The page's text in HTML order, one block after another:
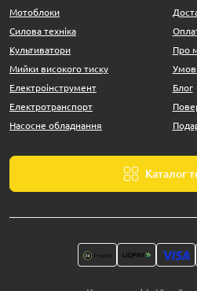
Мотоблоки
Силова техніка
Культиватори
Мийки високого тиску
Електроінструмент
Електротранспорт
Насосне обладнання
Про
Блог
Каталог